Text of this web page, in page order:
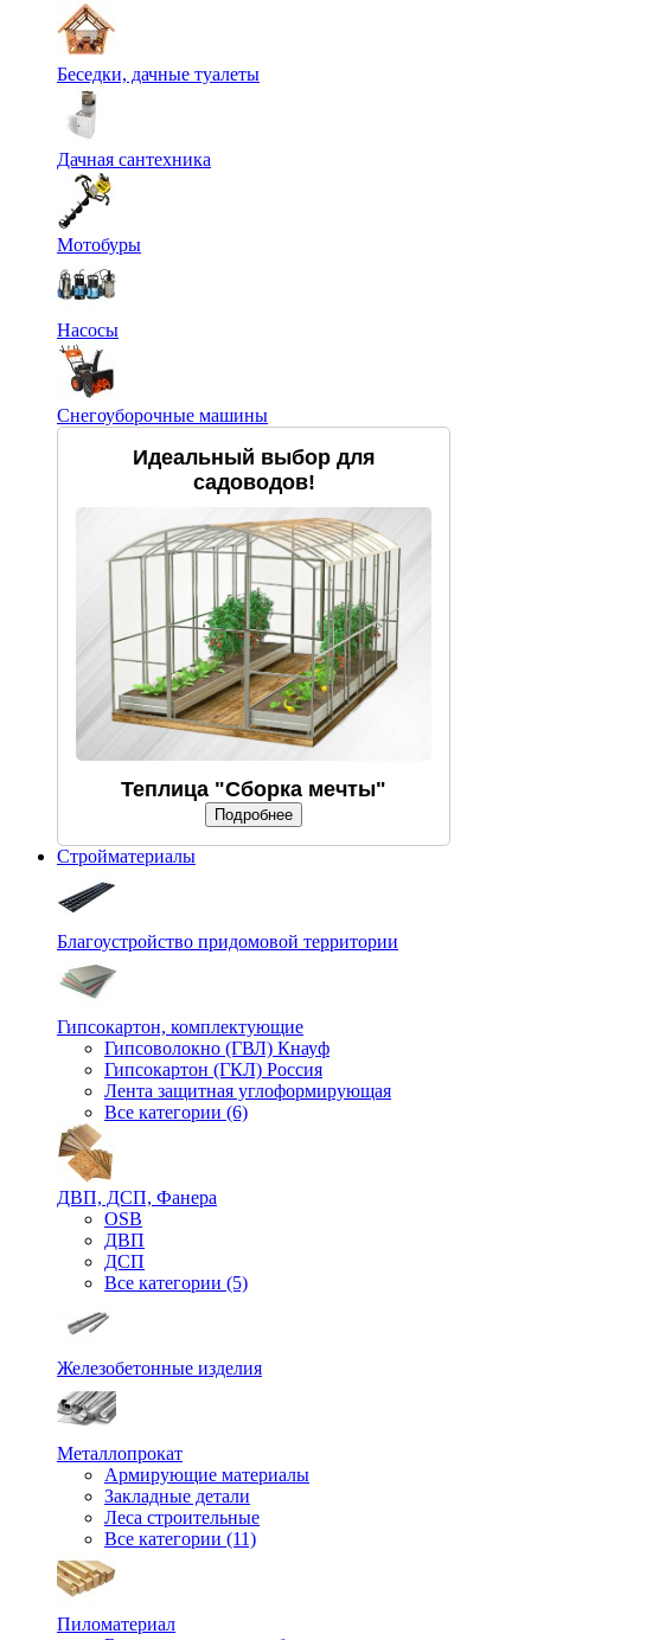
Беседки, дачные туалеты
Дачная сантехника
Мотобуры
Насосы
Снегоуборочные машины
Идеальный выбор для
садоводов!
Теплица "Сборка мечты"
Подробнее
Стройматериалы
Благоустройство придомовой территории
Гипсокартон, комплектующие
Гипсоволокно (ГВЛ) Кнауф
Гипсокартон (ГКЛ) Россия
Лента защитная углоформирующая
Все категории (6)
ДВП, ДСП, Фанера
OSB
ДВП
ДСП
Все категории (5)
Железобетонные изделия
Металлопрокат
Армирующие материалы
Закладные детали
Леса строительные
Все категории (11)
Пиломатериал